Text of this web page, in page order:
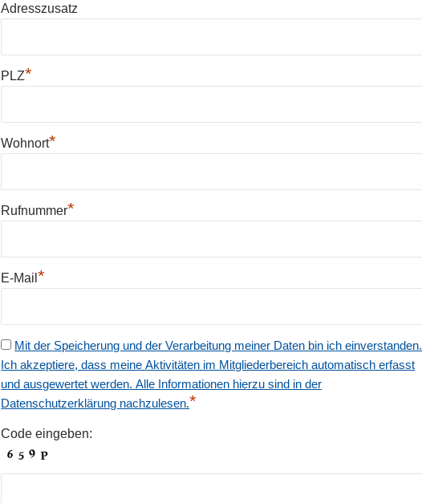
Adresszusatz
PLZ*
Wohnort*
Rufnummer*
E-Mail*
Mit der Speicherung und der Verarbeitung meiner Daten bin ich einverstanden.
Ich akzeptiere, dass meine Aktivitäten im Mitgliederbereich automatisch erfasst
und ausgewertet werden. Alle Informationen hierzu sind in der
Datenschutzerklärung nachzulesen.*
Code eingeben: